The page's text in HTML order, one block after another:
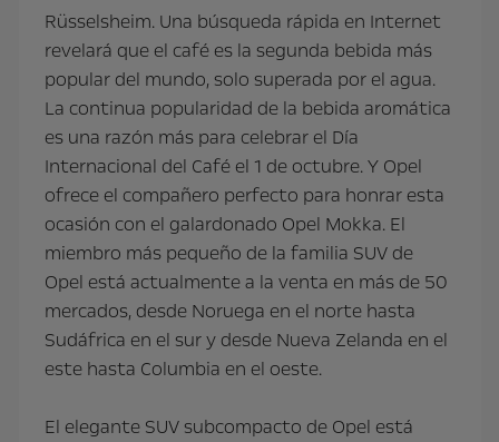
Rüsselsheim. Una búsqueda rápida en Internet
revelará que el café es la segunda bebida más
popular del mundo, solo superada por el agua.
La continua popularidad de la bebida aromática
es una razón más para celebrar el Día
Internacional del Café el 1 de octubre. Y Opel
ofrece el compañero perfecto para honrar esta
ocasión con el galardonado Opel Mokka. El
miembro más pequeño de la familia SUV de
Opel está actualmente a la venta en más de 50
mercados, desde Noruega en el norte hasta
Sudáfrica en el sur y desde Nueva Zelanda en el
este hasta Columbia en el oeste.
El elegante SUV subcompacto de Opel está